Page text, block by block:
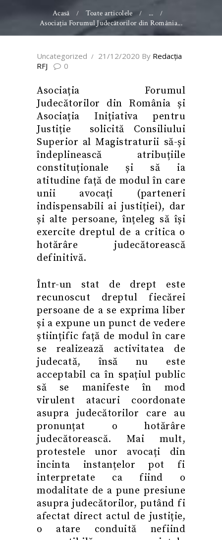
Acasă Toate articolele
...
Asociația Forumul Judecătorilor din România...
Uncategorized 21/12/2020 By Redacţia
RFJ
0
Asociația Forumul
Judecătorilor din România și
Asociația Inițiativa pentru
Justiție solicită Consiliului
Superior al Magistraturii să-și
îndeplinească atribuțiile
constituționale și să ia
atitudine față de modul în care
unii avocați (parteneri
indispensabili ai justiției), dar
și alte persoane, înțeleg să își
exercite dreptul de a critica o
hotărâre judecătorească
definitivă.
Într-un stat de drept este
recunoscut dreptul fiecărei
persoane de a se exprima liber
și a expune un punct de vedere
științific față de modul în care
se realizează activitatea de
judecată, însă nu este
acceptabil ca în spațiul public
să se manifeste în mod
virulent atacuri coordonate
asupra judecătorilor care au
pronunțat o hotărâre
judecătorească. Mai mult,
protestele unor avocați din
incinta instanțelor pot fi
interpretate ca fiind o
modalitate de a pune presiune
asupra judecătorilor, putând fi
afectat direct actul de justiție,
o atare conduită nefiind